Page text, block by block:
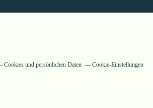
Cookies und persönlichen Daten Cookie-Einstellungen